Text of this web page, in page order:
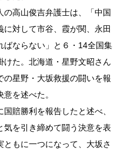
高山俊吉弁護士は、「中国
対して市谷、霞が関、永田
ばならない」と６・14全国集
た。北海道・星野文昭さん
の星野・大坂救援の闘いを報
を述べた。
賠勝利を報告したと述べ、
気を引き締めて闘う決意を表
もに一つになって、大坂さ